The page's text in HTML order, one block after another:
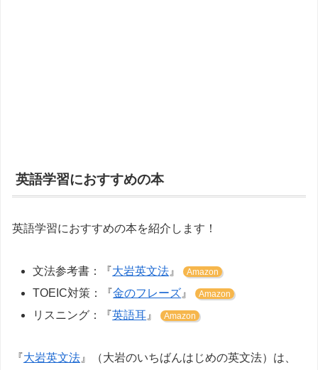
英語学習におすすめの本
英語学習におすすめの本を紹介します！
文法参考書：『大岩英文法 』 Amazon
TOEIC対策：『金のフレーズ 』 Amazon
リスニング：『英語耳 』 Amazon
『大岩英文法 』（大岩のいちばんはじめの英文法）は、